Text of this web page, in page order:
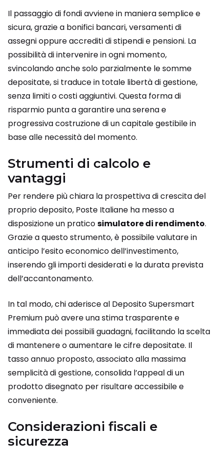
Il passaggio di fondi avviene in maniera semplice e
sicura, grazie a bonifici bancari, versamenti di
assegni oppure accrediti di stipendi e pensioni. La
possibilità di intervenire in ogni momento,
svincolando anche solo parzialmente le somme
depositate, si traduce in totale libertà di gestione,
senza limiti o costi aggiuntivi. Questa forma di
risparmio punta a garantire una serena e
progressiva costruzione di un capitale gestibile in
base alle necessità del momento.
Strumenti di calcolo e
vantaggi
Per rendere più chiara la prospettiva di crescita del
proprio deposito, Poste Italiane ha messo a
disposizione un praticosimulatore di rendimento.
Grazie a questo strumento, è possibile valutare in
anticipo l’esito economico dell’investimento,
inserendo gli importi desiderati e la durata prevista
dell’accantonamento.
In tal modo, chi aderisce al Deposito Supersmart
Premium può avere una stima trasparente e
immediata dei possibili guadagni, facilitando la scelta
di mantenere o aumentare le cifre depositate. Il
tasso annuo proposto, associato alla massima
semplicità di gestione, consolida l’appeal di un
prodotto disegnato per risultare accessibile e
conveniente.
Considerazioni fiscali e
sicurezza